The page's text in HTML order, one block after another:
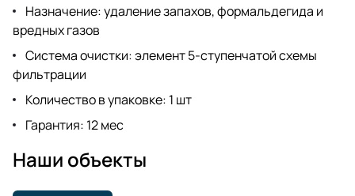
Назначение: удаление запахов, формальдегида и
вредных газов
Система очистки: элемент 5-ступенчатой схемы
фильтрации
Количество в упаковке: 1 шт
Гарантия: 12 мес
Наши объекты